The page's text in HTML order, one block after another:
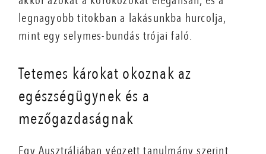
legnagyobb titokban a lakásunkba hurcolja,
mint egy selymes-bundás trójai faló.
Tetemes károkat okoznak az
egészségügynek és a
mezőgazdaságnak
Egy Ausztráliában végzett tanulmány szerint